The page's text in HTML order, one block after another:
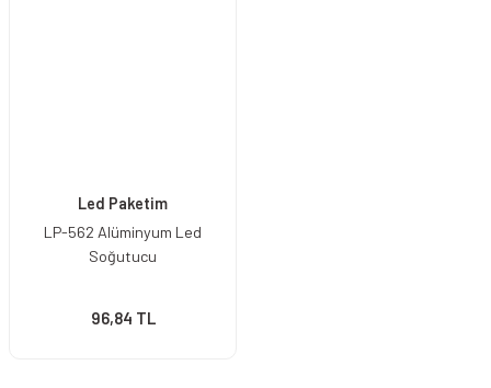
Led Paketim
LP-562 Alüminyum Led
Soğutucu
96,84 TL